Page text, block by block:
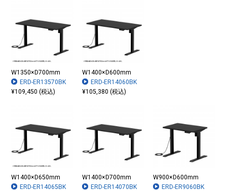
W1350×D700mm
ERD-ER13570BK
¥109,450 (税込)
W1400×D600mm
ERD-ER14060BK
¥105,380 (税込)
W1400×D650mm
ERD-ER14065BK
W1400×D700mm
ERD-ER14070BK
W900×D600mm
ERD-ER9060BK